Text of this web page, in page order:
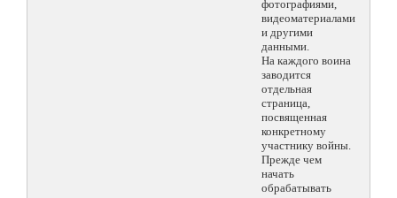
фотографиями,
видеоматериалами
и другими
данными.
На каждого воина
заводится
отдельная
страница,
посвященная
конкретному
участнику войны.
Прежде чем
начать
обрабатывать